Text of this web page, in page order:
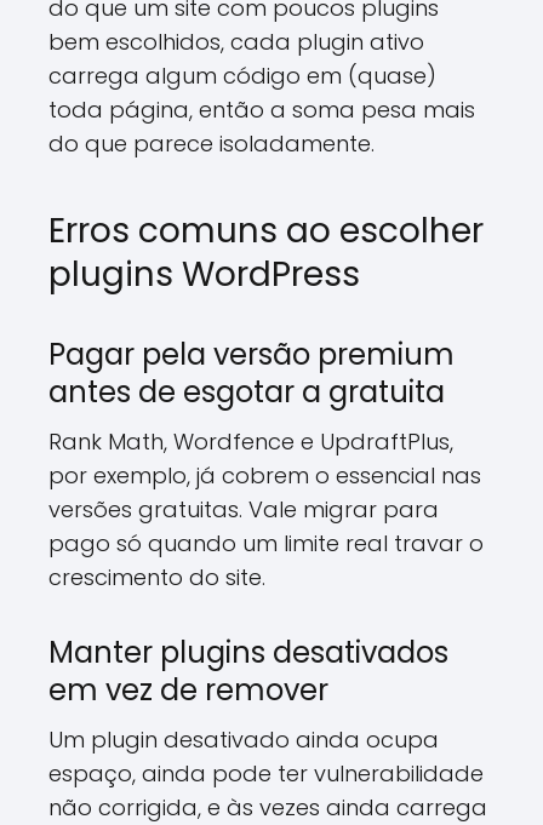
do que um site com poucos plugins
bem escolhidos, cada plugin ativo
carrega algum código em (quase)
toda página, então a soma pesa mais
do que parece isoladamente.
Erros comuns ao escolher
plugins WordPress
Pagar pela versão premium
antes de esgotar a gratuita
Rank Math, Wordfence e UpdraftPlus,
por exemplo, já cobrem o essencial nas
versões gratuitas. Vale migrar para
pago só quando um limite real travar o
crescimento do site.
Manter plugins desativados
em vez de remover
Um plugin desativado ainda ocupa
espaço, ainda pode ter vulnerabilidade
não corrigida, e às vezes ainda carrega